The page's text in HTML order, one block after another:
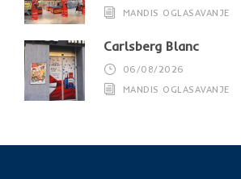
MANDIS OGLASAVANJE
Carlsberg Blanc
06/08/2026
MANDIS OGLASAVANJE